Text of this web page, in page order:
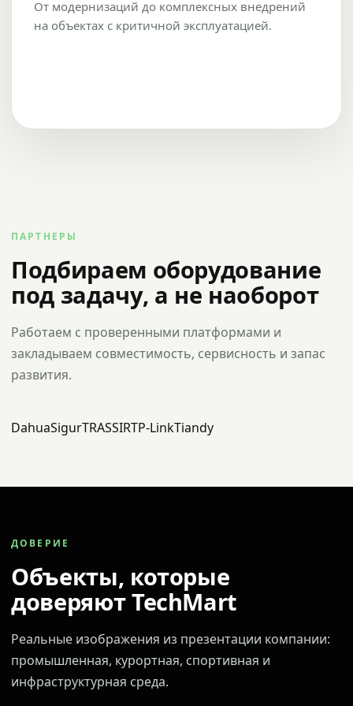
От модернизаций до комплексных внедрений
на объектах с критичной эксплуатацией.
ПАРТНЕРЫ
Подбираем оборудование
под задачу, а не наоборот
Работаем с проверенными платформами и
закладываем совместимость, сервисность и запас
развития.
DahuaSigurTRASSIRTP-LinkTiandy
ДОВЕРИЕ
Объекты, которые
доверяют TechMart
Реальные изображения из презентации компании:
промышленная, курортная, спортивная и
инфраструктурная среда.